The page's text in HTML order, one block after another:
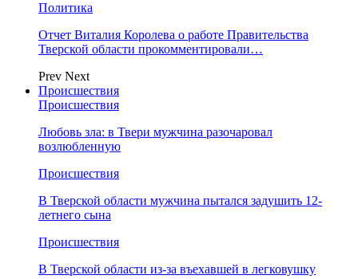
Политика
Отчет Виталия Королева о работе Правительства
Тверской области прокомментировали…
Prev Next
Происшествия
Происшествия
Любовь зла: в Твери мужчина разочаровал
возлюбленную
Происшествия
В Тверской области мужчина пытался задушить 12-
летнего сына
Происшествия
В Тверской области из-за въехавшей в легковушку